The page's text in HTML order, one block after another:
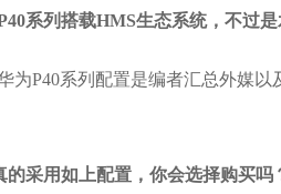
系列搭载HMS生态系统，不过是
为P40系列配置是编者汇总外媒
采用如上配置，你会选择购买吗